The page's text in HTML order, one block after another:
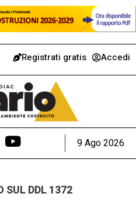
Registrati gratis Accedi
9 Ago 2026
SUL DDL 1372